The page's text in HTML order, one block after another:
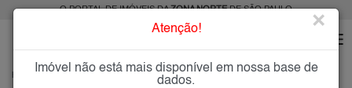
O PORTAL DE IMÓVEIS DAZONA NORTEDE SÃO PAULO
VILA PRADO
Atenção! ×
Imóvel não está mais disponível em nossa base de
dados.